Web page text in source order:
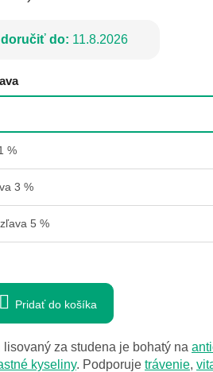
doručiť do: 11.8.2026
%
3 %
5 %
Pridať do košíka
lisovaný za studena je bohatý na
kyseliny. Podporuje trávenie,